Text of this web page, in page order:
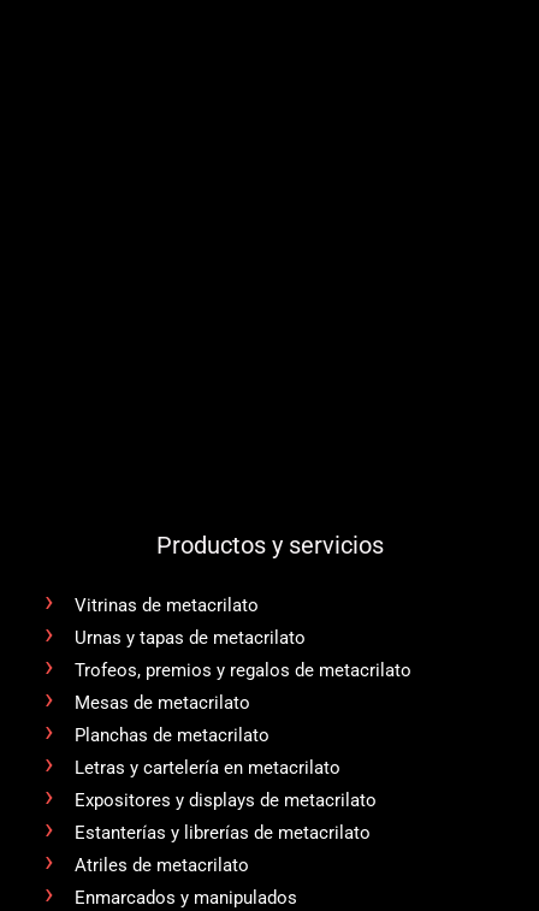
Productos y servicios
Vitrinas de metacrilato
Urnas y tapas de metacrilato
Trofeos, premios y regalos de metacrilato
Mesas de metacrilato
Planchas de metacrilato
Letras y cartelería en metacrilato
Expositores y displays de metacrilato
Estanterías y librerías de metacrilato
Atriles de metacrilato
Enmarcados y manipulados